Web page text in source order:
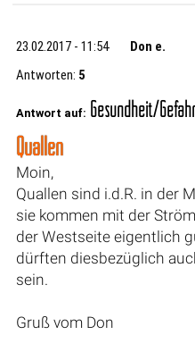
23.02.2017 - 11:54 Don e.
Antworten: 5
Antwort auf: Gesundheit/
Quallen
Moin,
Quallen sind i.d.R. in der
sie kommen mit der
der Westseite eigentlich
dürften diesbezüglich
sein.
Gruß vom Don